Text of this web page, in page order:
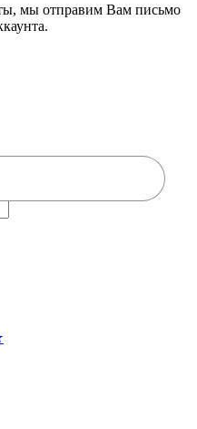
мы отправим Вам письмо